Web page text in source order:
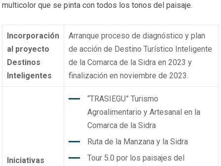
multicolor que se pinta con todos los tonos del paisaje.
Incorporación
al proyecto
Destinos
Inteligentes
Arranque proceso de diagnóstico y plan
de acción de Destino Turístico Inteligente
de la Comarca de la Sidra en 2023 y
finalización en noviembre de 2023.
Iniciativas
“TRASIEGU” Turismo
Agroalimentario y Artesanal en la
Comarca de la Sidra
Ruta de la Manzana y la Sidra
Tour 5.0 por los paisajes del